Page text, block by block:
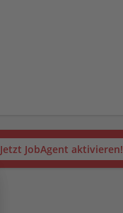
Jetzt JobAgent aktivieren!